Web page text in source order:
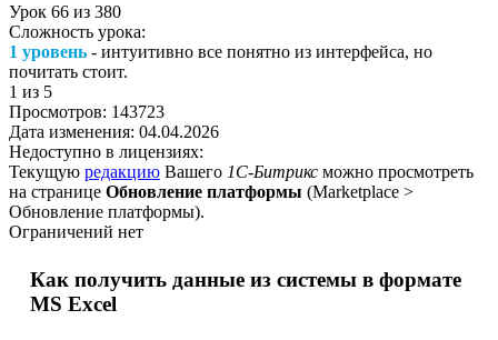
Урок 66 из 380
Сложность урока:
1 уровень - интуитивно все понятно из интерфейса, но
почитать стоит.
1 из 5
Просмотров: 143723
Дата изменения: 04.04.2026
Недоступно в лицензиях:
Текущую редакцию Вашего 1С-Битрикс можно просмотреть
на странице Обновление платформы (Marketplace >
Обновление платформы).
Ограничений нет
Как получить данные из системы в формате
MS Excel